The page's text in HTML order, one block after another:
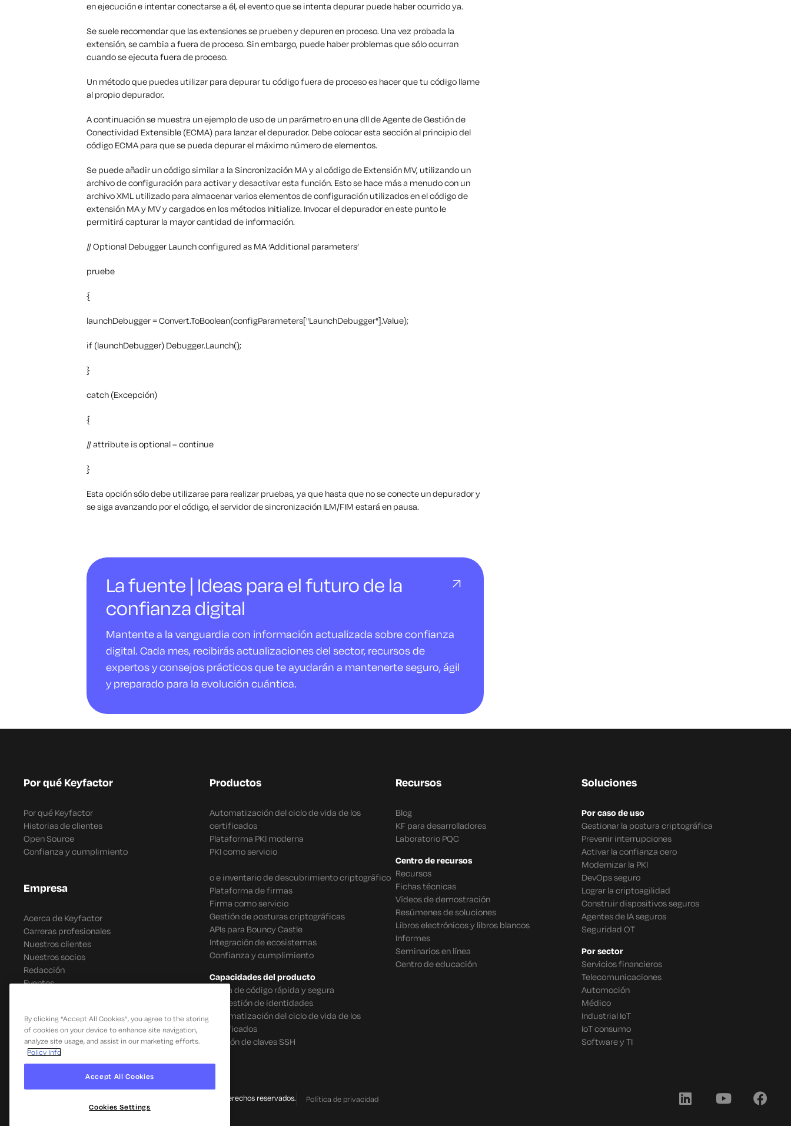
en ejecución e intentar conectarse a él, el evento que se intenta depurar puede haber ocurrido ya.
Se suele recomendar que las extensiones se prueben y depuren en proceso. Una vez probada la
extensión, se cambia a fuera de proceso. Sin embargo, puede haber problemas que sólo ocurran
cuando se ejecuta fuera de proceso.
Un método que puedes utilizar para depurar tu código fuera de proceso es hacer que tu código llame
al propio depurador.
A continuación se muestra un ejemplo de uso de un parámetro en una dll de Agente de Gestión de
Conectividad Extensible (ECMA) para lanzar el depurador. Debe colocar esta sección al principio del
código ECMA para que se pueda depurar el máximo número de elementos.
Se puede añadir un código similar a la Sincronización MA y al código de Extensión MV, utilizando un
archivo de configuración para activar y desactivar esta función. Esto se hace más a menudo con un
archivo XML utilizado para almacenar varios elementos de configuración utilizados en el código de
extensión MA y MV y cargados en los métodos Initialize. Invocar el depurador en este punto le
permitirá capturar la mayor cantidad de información.
// Optional Debugger Launch configured as MA ‘Additional parameters’
pruebe
{
launchDebugger = Convert.ToBoolean(configParameters["LaunchDebugger"].Value);
if (launchDebugger) Debugger.Launch();
}
catch (Excepción)
{
// attribute is optional – continue
}
Esta opción sólo debe utilizarse para realizar pruebas, ya que hasta que no se conecte un depurador y
se siga avanzando por el código, el servidor de sincronización ILM/FIM estará en pausa.
La fuente | Ideas para el futuro de la
confianza digital
Mantente a la vanguardia con información actualizada sobre confianza
digital. Cada mes, recibirás actualizaciones del sector, recursos de
expertos y consejos prácticos que te ayudarán a mantenerte seguro, ágil
y preparado para la evolución cuántica.
Por qué Keyfactor
Por qué Keyfactor
Historias de clientes
Open Source
Confianza y cumplimiento
Empresa
Acerca de Keyfactor
Carreras profesionales
Nuestros clientes
Nuestros socios
Redacción
Eventos
Productos
Automatización del ciclo de vida de los
certificados
Plataforma PKI moderna
PKI como servicio
o e inventario de descubrimiento criptográfico
Plataforma de firmas
Firma como servicio
Gestión de posturas criptográficas
APIs para Bouncy Castle
Integración de ecosistemas
Confianza y cumplimiento
Capacidades del producto
Firma de código rápida y segura
IoT Gestión de identidades
Automatización del ciclo de vida de los
certificados
Gestión de claves SSH
Recursos
Blog
KF para desarrolladores
Laboratorio PQC
Centro de recursos
Recursos
Fichas técnicas
Vídeos de demostración
Resúmenes de soluciones
Libros electrónicos y libros blancos
Informes
Seminarios en línea
Centro de educación
Soluciones
Por caso de uso
Gestionar la postura criptográfica
Prevenir interrupciones
Activar la confianza cero
Modernizar la PKI
DevOps seguro
Lograr la criptoagilidad
Construir dispositivos seguros
Agentes de IA seguros
Seguridad OT
Por sector
Servicios financieros
Telecomunicaciones
Automoción
Médico
Industrial IoT
IoT consumo
Software y TI
© 2026 Keyfactor. Todos los derechos reservados. Política de privacidad
By clicking “Accept All Cookies”, you agree to the storing
of cookies on your device to enhance site navigation,
analyze site usage, and assist in our marketing efforts.
Policy Info
Accept All Cookies
Cookies Settings